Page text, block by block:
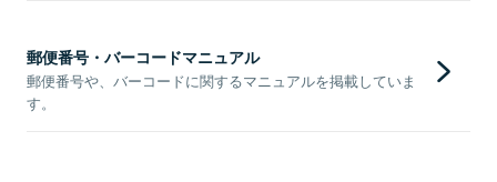
郵便番号・バーコードマニュアル
郵便番号や、バーコードに関するマニュアルを掲載していま
す。